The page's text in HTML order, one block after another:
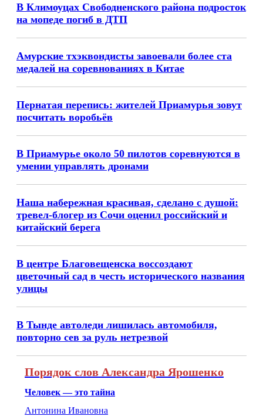
В Климоуцах Свободненского района подросток
на мопеде погиб в ДТП
Амурские тхэквондисты завоевали более ста
медалей на соревнованиях в Китае
Пернатая перепись: жителей Приамурья зовут
посчитать воробьёв
В Приамурье около 50 пилотов соревнуются в
умении управлять дронами
Наша набережная красивая, сделано с душой:
тревел-блогер из Сочи оценил российский и
китайский берега
В центре Благовещенска воссоздают
цветочный сад в честь исторического названия
улицы
В Тынде автоледи лишилась автомобиля,
повторно сев за руль нетрезвой
Порядок слов Александра Ярошенко
Человек — это тайна
Антонина Ивановна